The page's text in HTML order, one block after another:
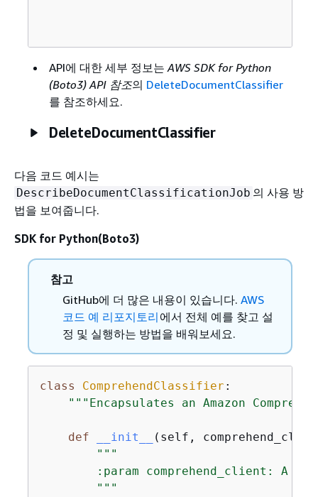
API에 대한 세부 정보는 AWS SDK for Python
(Boto3) API 참조의 DeleteDocumentClassifier
를 참조하세요.
DeleteDocumentClassifier
다음 코드 예시는
DescribeDocumentClassificationJob 의 사용 방
법을 보여줍니다.
SDK for Python(Boto3)
참고
GitHub에 더 많은 내용이 있습니다. AWS
코드 예 리포지토리 에서 전체 예를 찾고 설
정 및 실행하는 방법을 배워보세요.
class ComprehendClassifier :
"""Encapsulates an Amazon
def __init__ ( self,
"""
:param comprehend_client: A
        """